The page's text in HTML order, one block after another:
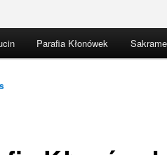
Parafia Kłonówek